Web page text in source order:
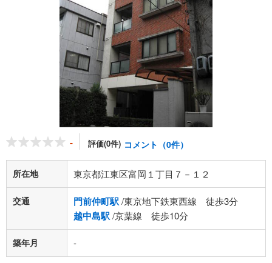
- 評価(0件) コメント（0件）
所在地 東京都江東区富岡１丁目７－１２
交通 門前仲町駅/東京地下鉄東西線 徒歩3分
越中島駅/京葉線 徒歩10分
築年月 -